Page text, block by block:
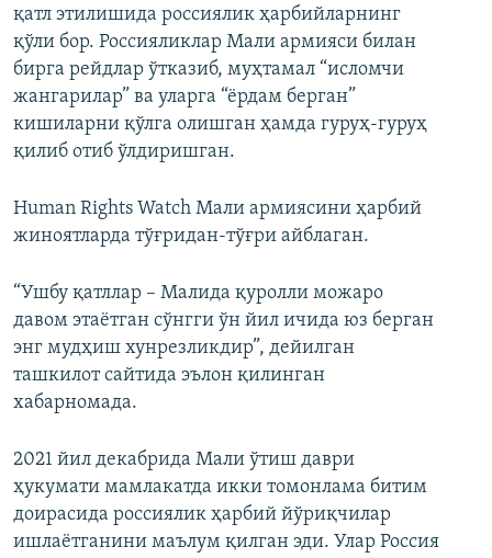
қатл этилишида россиялик ҳарбийларнинг
қўли бор. Россияликлар Мали армияси билан
бирга рейдлар ўтказиб, муҳтамал “исломчи
жангарилар” ва уларга “ёрдам берган”
кишиларни қўлга олишган ҳамда гуруҳ-гуруҳ
қилиб отиб ўлдиришган.
Human Rights Watch Мали армиясини ҳарбий
жиноятларда тўғридан-тўғри айблаган.
“Ушбу қатллар – Малида қуролли можаро
давом этаётган сўнгги ўн йил ичида юз берган
энг мудҳиш хунрезликдир”, дейилган
ташкилот сайтида эълон қилинган
хабарномада.
2021 йил декабрида Мали ўтиш даври
ҳукумати мамлакатда икки томонлама битим
доирасида россиялик ҳарбий йўриқчилар
ишлаётганини маълум қилган эди. Улар Россия